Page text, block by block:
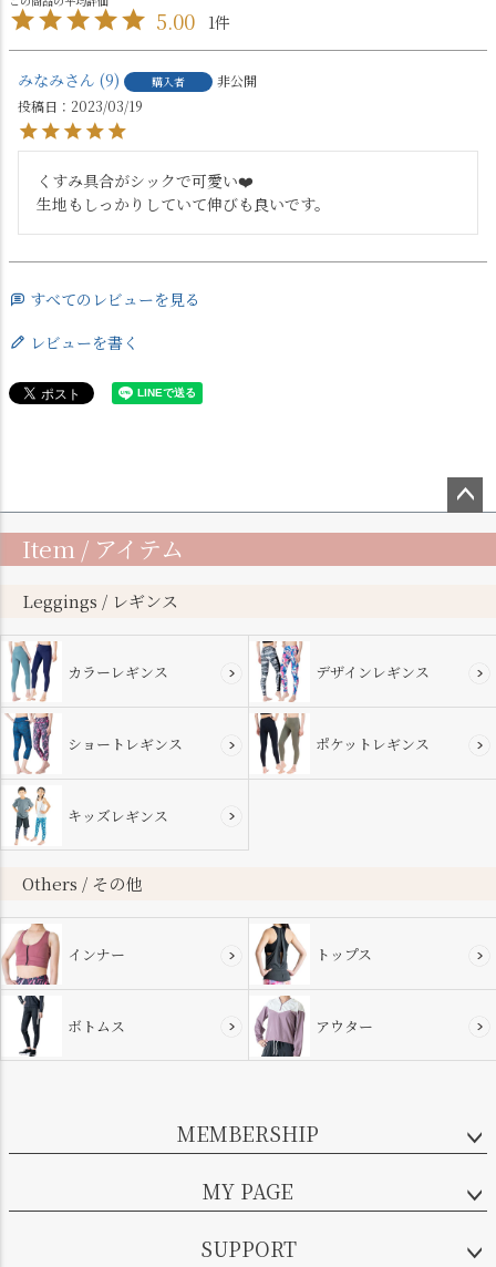
5.00 1
みなみ 9 購入者
非公開
投稿日
2023/03/19
くすみ具合がシックで可愛い❤️
すべてのレビューを見る
レビューを書く
ップ
Item / アイテム
Leggings / レギンス
カラーレギンス デザインレギンス
ショートレギンス ポケットレギンス
キッズレギンス
Others / その他
インナー トップス
ボトムス アウター
MEMBERSHIP
MY PAGE
SUPPORT